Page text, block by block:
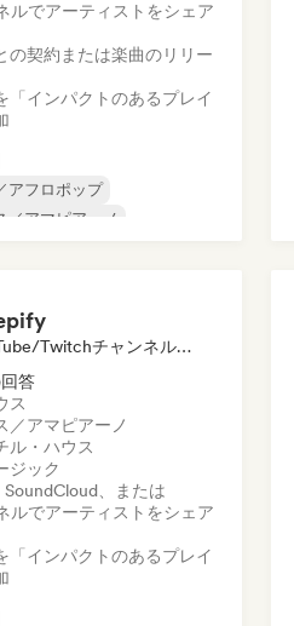
ルでアーティストをシェア
の契約または楽曲のリリー
「インパクトのあるプレイ
アフロポップ
／アマピアーノ
YouTube/Twitchチャンネル, プレイリスト・キュレーター
答
ス
／アマピアーノ
ル・ハウス
ジック
SoundCloud、または
ルでアーティストをシェア
「インパクトのあるプレイ